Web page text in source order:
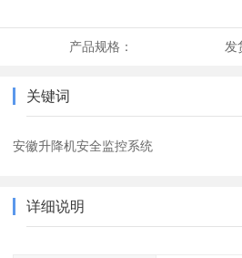
产品规格： 发
关键词
安徽升降机安全监控系统
详细说明